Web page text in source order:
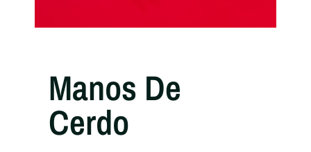
Manos De
Cerdo